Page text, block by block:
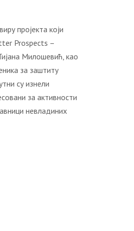
пројекта који
Prospects –
Милошевић, као
за заштиту
су изнели
за активности
невладиних